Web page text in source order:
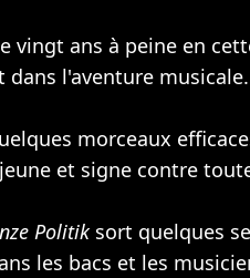
vingt ans à peine en
dans l'aventure musicale.
morceaux
et signe contre
Politik sort quelques
les bacs et les